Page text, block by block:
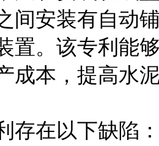
间安装有自动
置。该专利能
成本，提高水
存在以下缺陷